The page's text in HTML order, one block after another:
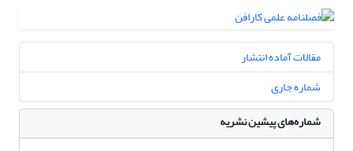
مقالات آماده انتشار
شماره جاری
شماره‌های پیشین نشریه